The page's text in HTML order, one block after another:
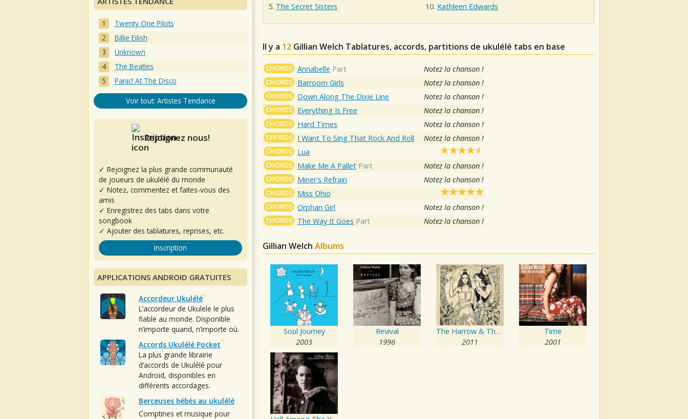
The Secret Sisters
Kathleen Edwards
Il y a 12 Gillian Welch Tablatures, accords, partitions de ukulélé tabs en base
CHORDS Annabelle Part Notez la chanson !
CHORDS Barroom Girls Notez la chanson !
CHORDS Down Along The Dixie Line Notez la chanson !
CHORDS Everything Is Free Notez la chanson !
CHORDS Hard Times Notez la chanson !
CHORDS I Want To Sing That Rock And Roll Notez la chanson !
CHORDS Lua
CHORDS Make Me A Pallet Part Notez la chanson !
CHORDS Miner's Refrain Notez la chanson !
CHORDS Miss Ohio
CHORDS Orphan Girl Notez la chanson !
CHORDS The Way It Goes Part Notez la chanson !
Gillian Welch Albums
Soul Journey
2003
Revival
1996
The Harrow & The Harvest
2011
Time
2001
Twenty One Pilots
Billie Eilish
Unknown
The Beatles
Panic! At The Disco
Voir tout: Artistes Tendance
Rejoignez nous!
✓ Rejoignez la plus grande communauté
de joueurs de ukulélé du monde
✓ Notez, commentez et faites-vous des
amis
✓ Enregistrez des tabs dans votre
songbook
✓ Ajouter des tablatures, reprises, etc.
Inscription
APPLICATIONS ANDROID GRATUITES
Accordeur Ukulélé
L’accordeur de Ukulele le plus
fiable au monde. Disponible
n’importe quand, n’importe où.
Accords Ukulélé Pocket
La plus grande librairie
d’accords de Ukulélé pour
Android, disponibles en
différents accordages.
Berceuses bébés au ukulélé
Comptines et musique pour